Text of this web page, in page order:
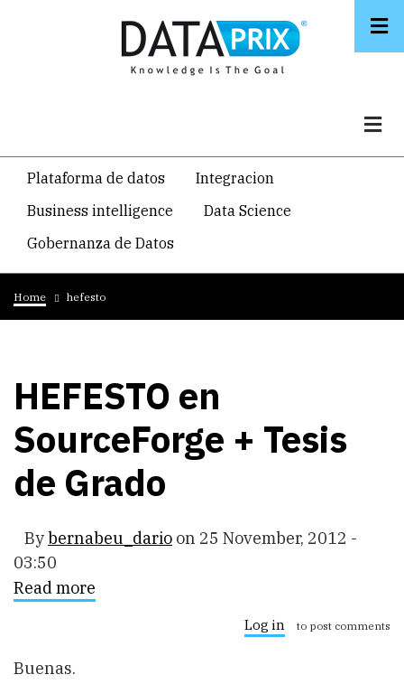
Navegacion
temática
principal
Plataforma de datos
Integracion
Business intelligence
Data Science
Gobernanza de Datos
Breadcrumb
Home hefesto
HEFESTO en
SourceForge + Tesis
de Grado
Bybernabeu_dario on 25 November, 2012 -
03:50
Read more
Log in to post comments
Buenas.